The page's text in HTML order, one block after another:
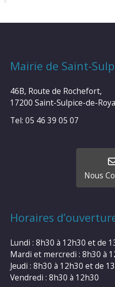
Mairie de Saint-
46B, Route de Rochefort,
17200 Saint-Sulpice-de-
Tel: 05 46 39 05 07
Nous
Horaires
Lundi : 8h30 à 12h30 et de
Mardi et mercredi : 8h30 à
Jeudi : 8h30 à 12h30 et de
Vendredi : 8h30 à 12h30